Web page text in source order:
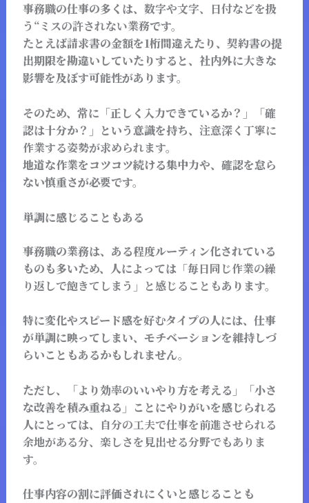
事務職の仕事の多くは、 数字や文字、日付などを扱
う“ミスの許されない業務です。
たとえば請求書の金額を1桁間違えたり、契約書の提
出期限を勘違いしていたりすると、社内外に大きな
影響を及ぼす可能性があります。
そのため、常に「正しく入力できているか？」「確
認は十分か？」という意識を持ち、 注意深く丁寧に
作業する姿勢が求められます。
地道な作業をコツコツ続ける集中力や、確認を怠ら
ない慎重さが必要です。
単調に感じることもある
事務職の業務は、ある程度ルーティン化されている
ものも多いため、人によっては 「毎日同じ作業の繰
り返しで飽きてしまう」と感じることもあります。
特に変化やスピード感を好むタイプの人には、仕事
が単調に映ってしまい、モチベーションを維持しづ
らいこともあるかもしれません。
ただし、「より効率のいいやり方を考える」「小さ
な改善を積み重ねる」ことにやりがいを感じられる
人にとっては、
自分の工夫で仕事を前進させられる
余地がある分、楽しさを見出せる分野でもありま
す。
仕事内容の割に評価されにくいと感じることも